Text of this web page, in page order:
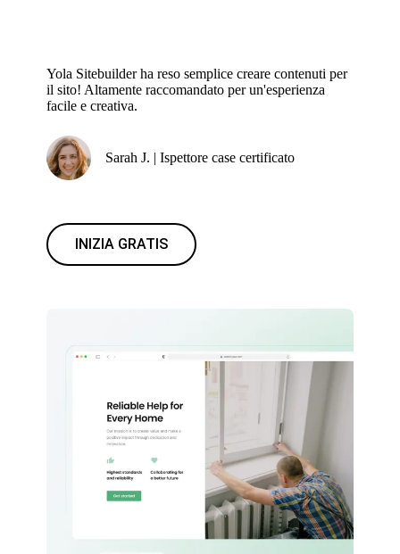
Yola Sitebuilder ha reso semplice creare contenuti per
il sito! Altamente raccomandato per un'esperienza
facile e creativa.
Sarah J. | Ispettore case certificato
INIZIA GRATIS